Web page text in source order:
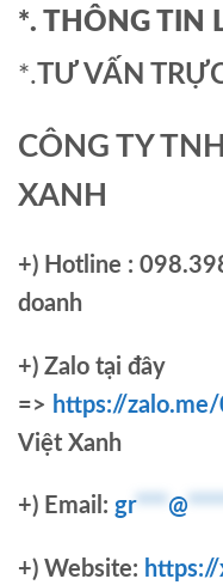
*. THÔNG TIN
*.TƯ VẤN
CÔNG TY
XANH
+) Hotline :
doanh
+) Zalo tại đây
=> https://
Việt Xanh
+) Email: gr***@
+) Website: